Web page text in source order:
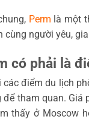
Perm là một
cùng người yêu,
có phải là
các điểm du lịch
để tham quan. Giá
thấy ở Moscow